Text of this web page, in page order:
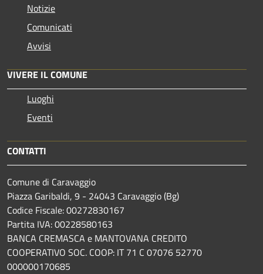
Notizie
Comunicati
Avvisi
VIVERE IL COMUNE
Luoghi
Eventi
CONTATTI
Comune di Caravaggio
Piazza Garibaldi, 9 - 24043 Caravaggio (Bg)
Codice Fiscale: 00272830167
Partita IVA: 00228580163
BANCA CREMASCA e MANTOVANA CREDITO
COOPERATIVO SOC. COOP: IT 71 C 07076 52770
000000170685